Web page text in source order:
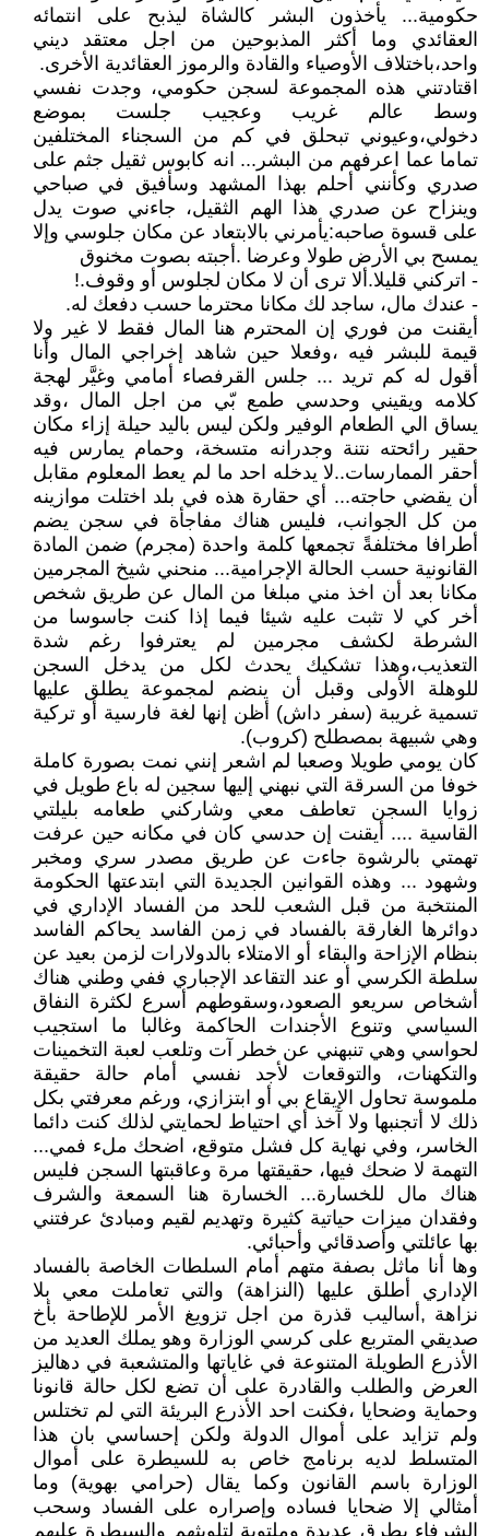
حكومية... يأخذون البشر كالشاة ليذبح على انتمائه
العقائدي وما أكثر المذبوحين من اجل معتقد ديني
واحد،باختلاف الأوصياء والقادة والرموز العقائدية الأخرى.
اقتادتني هذه المجموعة لسجن حكومي، وجدت نفسي
وسط عالم غريب وعجيب جلست بموضع
دخولي،وعيوني تبحلق في كم من السجناء المختلفين
تماما عما اعرفهم من البشر... انه كابوس ثقيل جثم على
صدري وكأنني أحلم بهذا المشهد وسأفيق في صباحي
وينزاح عن صدري هذا الهم الثقيل، جاءني صوت يدل
على قسوة صاحبه:يأمرني بالابتعاد عن مكان جلوسي وإلا
يمسح بي الأرض طولا وعرضا .أجبته بصوت مخنوق
- اتركني قليلا.ألا ترى أن لا مكان لجلوس أو وقوف.!
- عندك مال، ساجد لك مكانا محترما حسب دفعك له.
أيقنت من فوري إن المحترم هنا المال فقط لا غير ولا
قيمة للبشر فيه ،وفعلا حين شاهد إخراجي المال وأنا
أقول له كم تريد ... جلس القرفصاء أمامي وغيَّر لهجة
كلامه ويقيني وحدسي طمع بّي من اجل المال ،وقد
يساق الي الطعام الوفير ولكن ليس باليد حيلة إزاء مكان
حقير رائحته نتنة وجدرانه متسخة، وحمام يمارس فيه
أحقر الممارسات..لا يدخله احد ما لم يعط المعلوم مقابل
أن يقضي حاجته... أي حقارة هذه في بلد اختلت موازينه
من كل الجوانب، فليس هناك مفاجأة في سجن يضم
أطرافا مختلفةً تجمعها كلمة واحدة (مجرم) ضمن المادة
القانونية حسب الحالة الإجرامية... منحني شيخ المجرمين
مكانا بعد أن اخذ مني مبلغا من المال عن طريق شخص
أخر كي لا تثبت عليه شيئا فيما إذا كنت جاسوسا من
الشرطة لكشف مجرمين لم يعترفوا رغم شدة
التعذيب،وهذا تشكيك يحدث لكل من يدخل السجن
للوهلة الأولى وقبل أن ينضم لمجموعة يطلق عليها
تسمية غريبة (سفر داش) أظن إنها لغة فارسية أو تركية
وهي شبيهة بمصطلح (كروب).
كان يومي طويلا وصعبا لم اشعر إنني نمت بصورة كاملة
خوفا من السرقة التي نبهني إليها سجين له باع طويل في
زوايا السجن تعاطف معي وشاركني طعامه بليلتي
القاسية .... أيقنت إن حدسي كان في مكانه حين عرفت
تهمتي بالرشوة جاءت عن طريق مصدر سري ومخبر
وشهود ... وهذه القوانين الجديدة التي ابتدعتها الحكومة
المنتخبة من قبل الشعب للحد من الفساد الإداري في
دوائرها الغارقة بالفساد في زمن الفاسد يحاكم الفاسد
بنظام الإزاحة والبقاء أو الامتلاء بالدولارات لزمن بعيد عن
سلطة الكرسي أو عند التقاعد الإجباري ففي وطني هناك
أشخاص سريعو الصعود،وسقوطهم أسرع لكثرة النفاق
السياسي وتنوع الأجندات الحاكمة وغالبا ما استجيب
لحواسي وهي تنبهني عن خطر آت وتلعب لعبة التخمينات
والتكهنات، والتوقعات لأجد نفسي أمام حالة حقيقة
ملموسة تحاول الإيقاع بي أو ابتزازي، ورغم معرفتي بكل
ذلك لا أتجنبها ولا آخذ أي احتياط لحمايتي لذلك كنت دائما
الخاسر، وفي نهاية كل فشل متوقع، اضحك ملء فمي...
التهمة لا ضحك فيها، حقيقتها مرة وعاقبتها السجن فليس
هناك مال للخسارة... الخسارة هنا السمعة والشرف
وفقدان ميزات حياتية كثيرة وتهديم لقيم ومبادئ عرفتني
بها عائلتي وأصدقائي وأحبائي.
وها أنا ماثل بصفة متهم أمام السلطات الخاصة بالفساد
الإداري أطلق عليها (النزاهة) والتي تعاملت معي بلا
نزاهة ,أساليب قذرة من اجل تزويغ الأمر للإطاحة بأخ
صديقي المتربع على كرسي الوزارة وهو يملك العديد من
الأذرع الطويلة المتنوعة في غاياتها والمتشعبة في دهاليز
العرض والطلب والقادرة على أن تضع لكل حالة قانونا
وحماية وضحايا ،فكنت احد الأذرع البريئة التي لم تختلس
ولم تزايد على أموال الدولة ولكن إحساسي بان هذا
المتسلط لديه برنامج خاص به للسيطرة على أموال
الوزارة باسم القانون وكما يقال (حرامي بهوية) وما
أمثالي إلا ضحايا فساده وإصراره على الفساد وسحب
الشرفاء بطرق عديدة وملتوية لتلويثهم والسيطرة عليهم